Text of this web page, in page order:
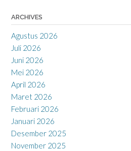
ARCHIVES
Agustus 2026
Juli 2026
Juni 2026
Mei 2026
April 2026
Maret 2026
Februari 2026
Januari 2026
Desember 2025
November 2025